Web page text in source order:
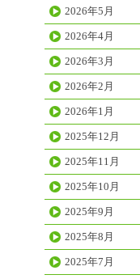
2026年5月
2026年4月
2026年3月
2026年2月
2026年1月
2025年12月
2025年11月
2025年10月
2025年9月
2025年8月
2025年7月